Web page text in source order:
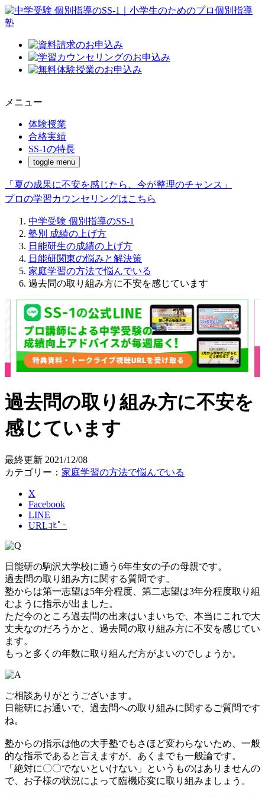
メニュー
体験授業
合格実績
SS-1の特長
toggle menu
「夏の成果に不安を感じたら、今が整理のチャンス」
プロの学習カウンセリングはこちら
中学受験 個別指導のSS-1
塾別 成績の上げ方
日能研生の成績の上げ方
日能研関東の悩みと解決策
家庭学習の方法で悩んでいる
過去問の取り組み方に不安を感じています
過去問の取り組み方に不安を
感じています
最終更新 2021/12/08
カテゴリー： 家庭学習の方法で悩んでいる
X
Facebook
LINE
URLｺﾋﾟｰ
日能研の駒沢大学校に通う6年生女の子の母親です。
過去問の取り組み方に関する質問です。
塾からは第一志望は5年分程度、第二志望は3年分程度取り組
むように指示が出ました。
ただ今のところ過去問の出来はいまいちで、本当にこれで大
丈夫なのだろうかと、過去問の取り組み方に不安を感じてい
ます。
もっと多くの年数に取り組んだ方がよいのでしょうか。
ご相談ありがとうございます。
日能研にお通いで、過去問への取り組みに関するご質問です
ね。
塾からの指示は他の大手塾でもさほど変わらないため、一般
的な指示であると言えますが、あくまでも一般論です。
「絶対に〇〇でないといけない」というものはありませんの
で、お子様の状況によって臨機応変に取り組みましょう。